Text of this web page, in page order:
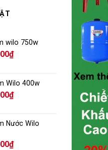
wilo 750w
₫
Wilo 400w
₫
Nước Wilo
₫